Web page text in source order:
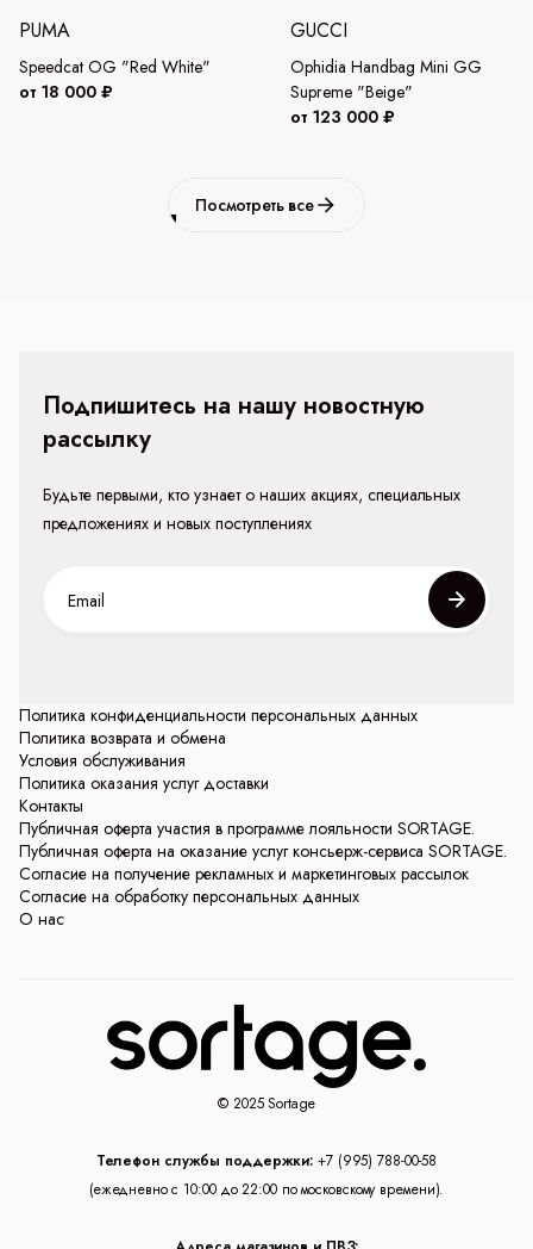
PUMA
Speedcat OG "Red White"
от 18 000 ₽
GUCCI
Ophidia Handbag Mini GG
Supreme "Beige"
от 123 000 ₽
Посмотреть все
Политика конфиденциальности персональных данных
Политика возврата и обмена
Условия обслуживания
Политика оказания услуг доставки
Контакты
Публичная оферта участия в программе лояльности SORTAGE.
Публичная оферта на оказание услуг консьерж-сервиса SORTAGE.
Согласие на получение рекламных и маркетинговых рассылок
Согласие на обработку персональных данных
О нас
Подпишитесь на нашу новостную
рассылку
Будьте первыми, кто узнает о наших акциях, специальных
предложениях и новых поступлениях
© 2025 Sortage
Телефон службы поддержки: +7 (995) 788-00-58
(ежедневно с 10:00 до 22:00 по московскому времени).